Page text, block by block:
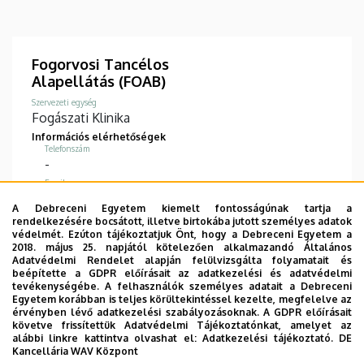
A Debreceni Egyetem kiemelt fontosságúnak tartja a
rendelkezésére bocsátott, illetve birtokába jutott személyes adatok
védelmét. Ezúton tájékoztatjuk Önt, hogy a Debreceni Egyetem a
2018. május 25. napjától kötelezően alkalmazandó Általános
Adatvédelmi Rendelet alapján felülvizsgálta folyamatait és
beépítette a GDPR előírásait az adatkezelési és adatvédelmi
tevékenységébe. A felhasználók személyes adatait a Debreceni
Egyetem korábban is teljes körültekintéssel kezelte, megfelelve az
érvényben lévő adatkezelési szabályozásoknak. A GDPR előírásait
követve frissítettük Adatvédelmi Tájékoztatónkat, amelyet az
alábbi linkre kattintva olvashat el:Adatkezelési tájékoztató. DE
Kancellária WAV Központ
Fogorvosi Tancélos
Alapellátás (FOAB)
Szervezeti egység
Fogászati Klinika
Információs elérhetőségek
Telefonszám
-
Email
Előjegyzési elérhetőségek
Telefonszám
+36 52 411 723 / 54902
Email
fogaszatiklinika@dental.unideb.hu
Információk
-
RÉSZLETES ADATLAP